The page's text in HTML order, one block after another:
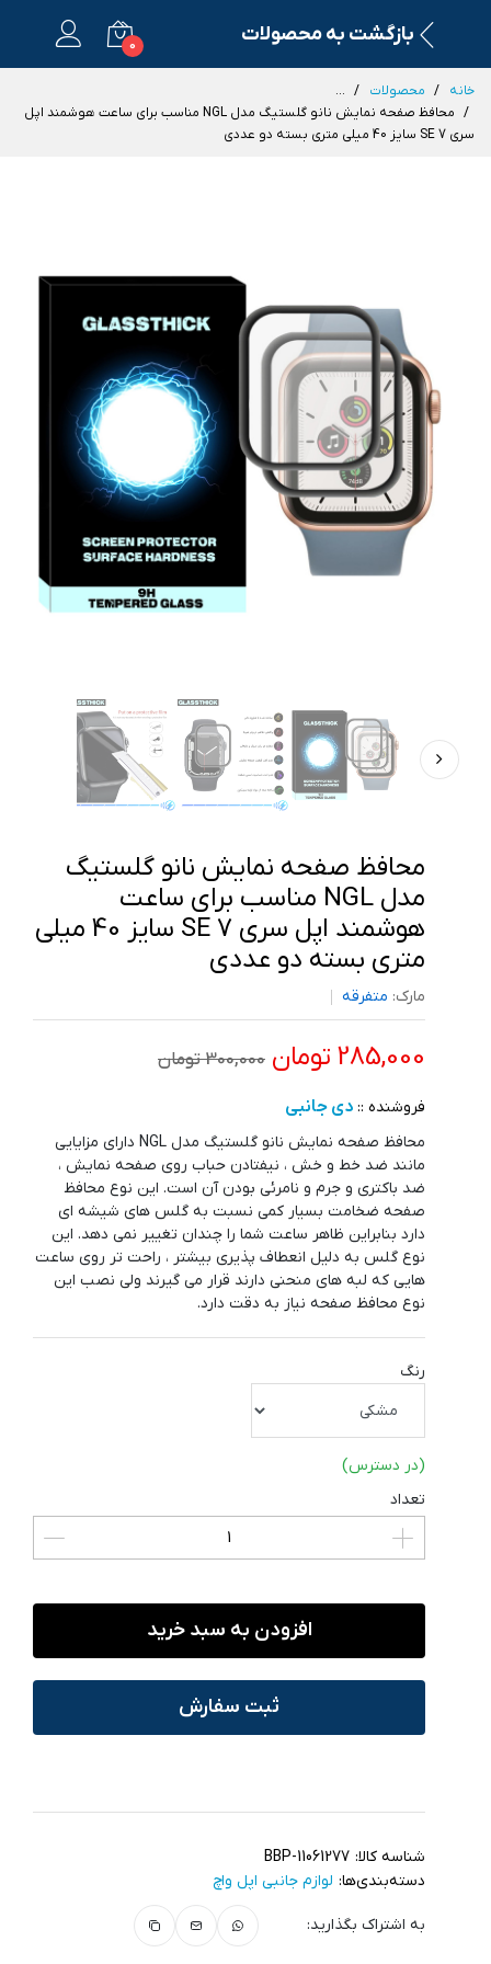
بازگشت به محصولات 0
خانه محصولات
...
محافظ صفحه نمایش نانو گلستیگ مدل NGL مناسب برای ساعت هوشمند اپل
سری SE 7 سایز 40 میلی متری بسته دو عددی
محافظ صفحه نمایش نانو گلستیگ
مدل NGL مناسب برای ساعت
هوشمند اپل سری SE 7 سایز 40 میلی
متری بسته دو عددی
مارک: متفرقه
285,000 تومان 300,000 تومان
فروشنده :: دی جانبی
محافظ صفحه نمایش نانو گلستیگ مدل NGL دارای مزایایی
مانند ضد خط و خش ، نیفتادن حباب روی صفحه نمایش ،
ضد باکتری و جرم و نامرئی بودن آن است. این نوع محافظ
صفحه ضخامت بسیار کمی نسبت به گلس های شیشه ای
دارد بنابراین ظاهر ساعت شما را چندان تغییر نمی دهد. این
نوع گلس به دلیل انعطاف پذیری بیشتر ، راحت تر روی ساعت
هایی که لبه های منحنی دارند قرار می گیرند ولی نصب این
نوع محافظ صفحه نیاز به دقت دارد.
رنگ
(در دسترس)
تعداد
افزودن به سبد خرید
ثبت سفارش
شناسه کالا: BBP-11061277
دسته‌بندی‌ها: لوازم جانبی اپل واچ
به اشتراک بگذارید: